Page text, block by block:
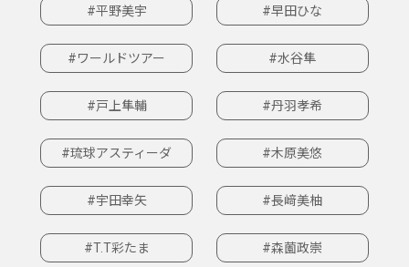
#平野美宇 #早田ひな
#ワールドツアー #水谷隼
#戸上隼輔 #丹羽孝希
#琉球アスティーダ #木原美悠
#宇田幸矢 #長﨑美柚
#T.T彩たま #森薗政崇